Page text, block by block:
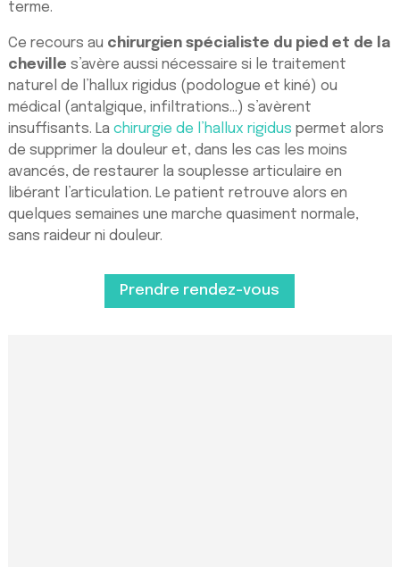
terme.
Ce recours au chirurgien spécialiste du pied et de la
cheville s’avère aussi nécessaire si le traitement
naturel de l’hallux rigidus (podologue et kiné) ou
médical (antalgique, infiltrations…) s’avèrent
insuffisants. La chirurgie de l’hallux rigidus permet alors
de supprimer la douleur et, dans les cas les moins
avancés, de restaurer la souplesse articulaire en
libérant l’articulation. Le patient retrouve alors en
quelques semaines une marche quasiment normale,
sans raideur ni douleur.
Prendre rendez-vous